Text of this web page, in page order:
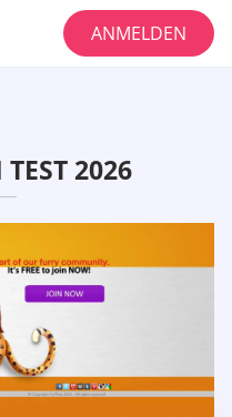
ANMELDEN
2026